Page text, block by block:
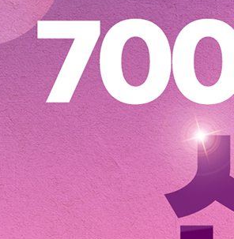
특강(시대 통합 문제, 세시 풍속과 민속놀
모의고사
- 아트 판서와 별 채우기